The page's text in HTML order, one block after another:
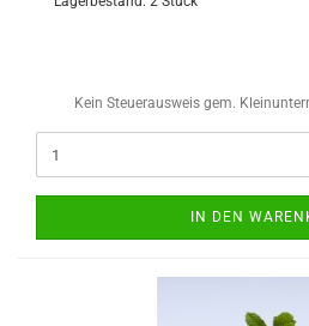
Kein Steuerausweis gem.
IN DEN